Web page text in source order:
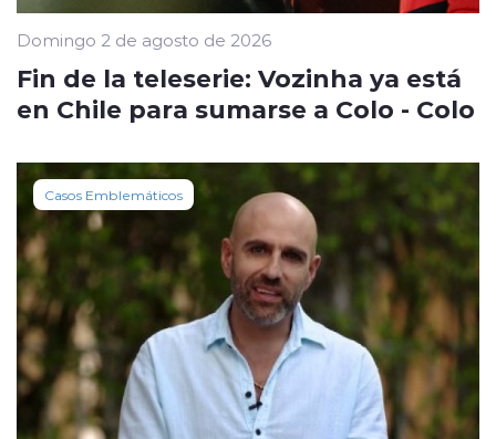
Domingo 2 de agosto de 2026
Fin de la teleserie: Vozinha ya está
en Chile para sumarse a Colo - Colo
Casos Emblemáticos